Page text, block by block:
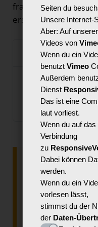
fragwürdig, und eine
ersetzt das KI-Tool
Vorteile von
Nachteile von
Was kostes
Was macht
barrierefrei
Mir ist der
leichtgefallen.
umfassend
Seiten du
Unsere Internet-
Aber: Auf
Videos von
Wenn du ein
benutzt Vimeo
Außerdem
Dienst
Das ist eine
laut vorliest.
Wenn du auf
Verbindung
zu
Dabei können
werden.
Wenn du ein
vorlesen lässt,
stimmst du der
der Daten-